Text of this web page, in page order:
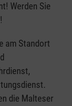
Werden Sie
am Standort
die Malteser